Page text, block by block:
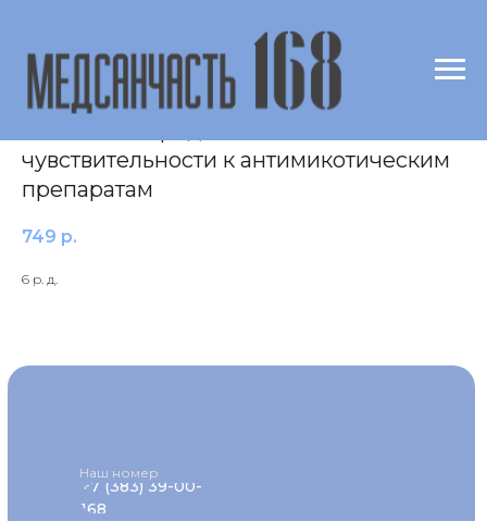
Посев ВДП (миндал.) на грибы рода
чувствительности к антимикотическим
препаратам
749 р.
6 р. д.
+7 (383) 39-00-
168
Наш номер